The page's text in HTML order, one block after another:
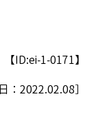
【ID:ei-1-0171】
： 2022.02.08］